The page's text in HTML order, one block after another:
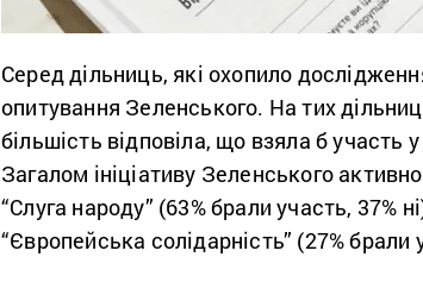
Серед дільниць, які охопило
опитування Зеленського. На тих
більшість відповіла, що взяла б участь
Загалом ініціативу Зеленського
“Слуга народу” (63% брали участь, 37%
“Європейська солідарність” (27% брали